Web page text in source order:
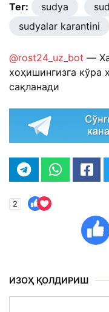
Тег: sudya
sudyalar karantini
@rost24_uz_bot —
хоҳишингизга кўра
сақланади
2
ИЗОҲ ҚОЛДИРИШ